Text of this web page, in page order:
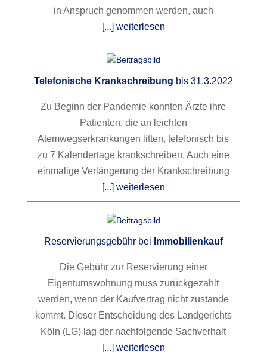
in Anspruch genommen werden, auch
[...] weiterlesen
Telefonische Krankschreibung bis 31.3.2022
Zu Beginn der Pandemie konnten Ärzte ihre
Patienten, die an leichten
Atemwegserkrankungen litten, telefonisch bis
zu 7 Kalendertage krankschreiben. Auch eine
einmalige Verlängerung der Krankschreibung
[...] weiterlesen
Reservierungsgebühr bei Immobilienkauf
Die Gebühr zur Reservierung einer
Eigentumswohnung muss zurückgezahlt
werden, wenn der Kaufvertrag nicht zustande
kommt. Dieser Entscheidung des Landgerichts
Köln (LG) lag der nachfolgende Sachverhalt
[...] weiterlesen